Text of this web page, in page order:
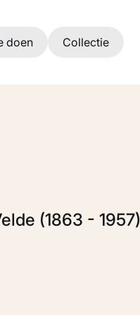
doen Collectie
(1863 - 1957)